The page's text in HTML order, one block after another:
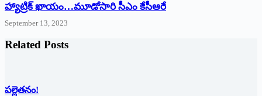
హ్యాట్రిక్‌ ‌ఖాయం…మూడోసారి సీఎం కేసీఆరే
September 13, 2023
Related Posts
పల్లెతనం!